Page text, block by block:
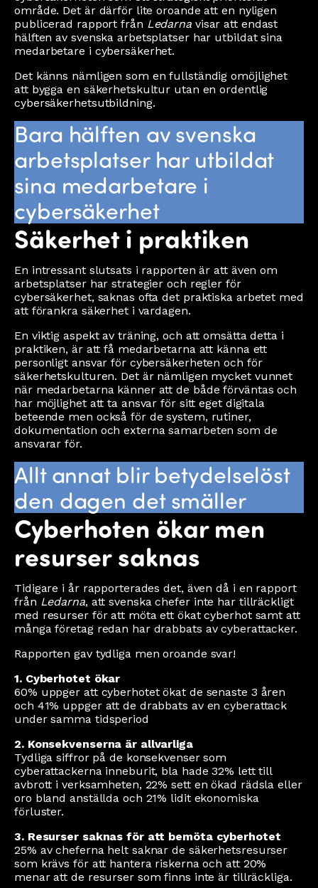
område. Det är därför lite oroande att en nyligen
publicerad rapport från Ledarnavisar att endast
hälften av svenska arbetsplatser har utbildat sina
medarbetare i cybersäkerhet.
Det känns nämligen som en fullständig omöjlighet
att bygga en säkerhetskultur utan en ordentlig
cybersäkerhetsutbildning.
Bara hälften av svenska
arbetsplatser har utbildat
sina medarbetare i
cybersäkerhet
Säkerhet i praktiken
En intressant slutsats i rapporten är att även om
arbetsplatser har strategier och regler för
cybersäkerhet, saknas ofta det praktiska arbetet med
att förankra säkerhet i vardagen.
En viktig aspekt av träning, och att omsätta detta i
praktiken, är att få medarbetarna att känna ett
personligt ansvar för cybersäkerheten och för
säkerhetskulturen. Det är nämligen mycket vunnet
när medarbetarna känner att de både förväntas och
har möjlighet att ta ansvar för sitt eget digitala
beteende men också för de system, rutiner,
dokumentation och externa samarbeten som de
ansvarar för.
Allt annat blir betydelselöst
den dagen det smäller
Cyberhoten ökar men
resurser saknas
Tidigare i år rapporterades det, även då i en rapport
från Ledarna, att svenska chefer inte har tillräckligt
med resurser för att möta ett ökat cyberhot samt att
många företag redan har drabbats av cyberattacker.
Rapporten gav tydliga men oroande svar!
1. Cyberhotet ökar
60% uppger att cyberhotet ökat de senaste 3 åren
och 41% uppger att de drabbats av en cyberattack
under samma tidsperiod
2. Konsekvenserna är allvarliga
Tydliga siffror på de konsekvenser som
cyberattackerna inneburit, bla hade 32% lett till
avbrott i verksamheten, 22% sett en ökad rädsla eller
oro bland anställda och 21% lidit ekonomiska
förluster.
3. Resurser saknas för att bemöta cyberhotet
25% av cheferna helt saknar de säkerhetsresurser
som krävs för att hantera riskerna och att 20%
menar att de resurser som finns inte är tillräckliga.